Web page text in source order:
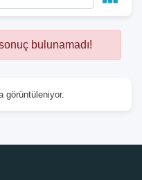
bulunamadı!
görüntüleniyor.